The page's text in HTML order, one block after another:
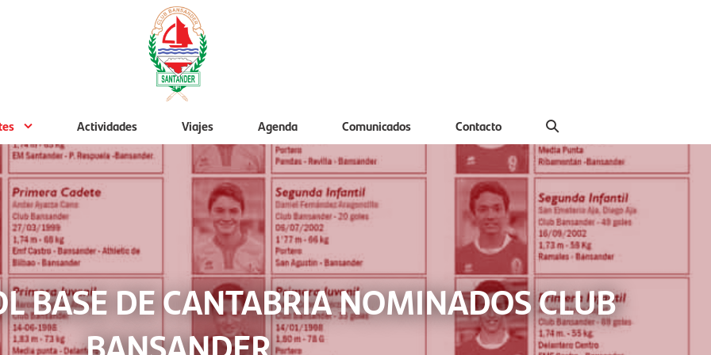
Actividades Viajes Agenda Comunicados Contacto
BASE DE CANTABRIA NOMINADOS CLUB